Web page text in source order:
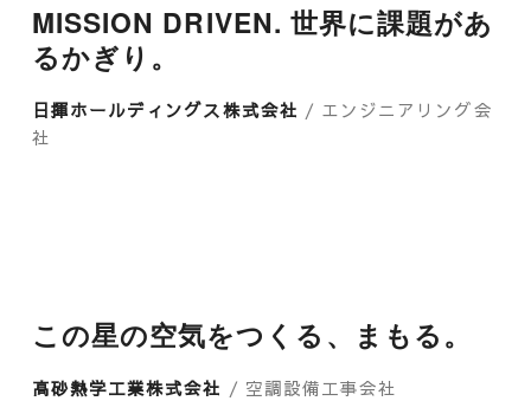
MISSION DRIVEN. 世界に課題があ
るかぎり。
日揮ホールディングス株式会社 / エンジニアリング会
社
この星の空気をつくる、まもる。
高砂熱学工業株式会社 / 空調設備工事会社